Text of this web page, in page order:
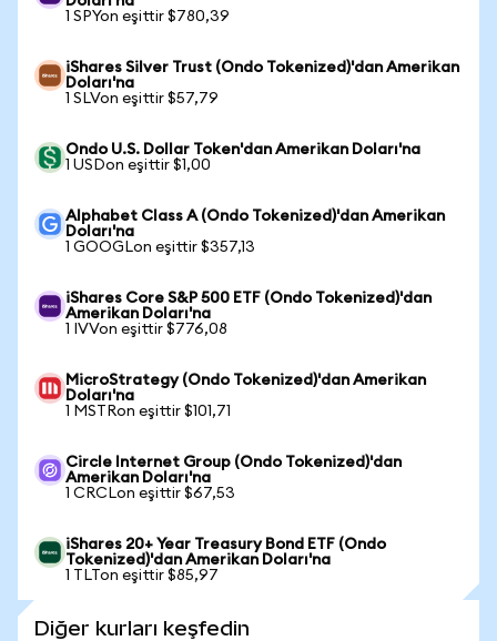
1 SPYon eşittir $780,39
iShares Silver Trust (Ondo Tokenized)'dan Amerikan
Doları'na
1 SLVon eşittir $57,79
Ondo U.S. Dollar Token'dan Amerikan Doları'na
1 USDon eşittir $1,00
Alphabet Class A (Ondo Tokenized)'dan Amerikan
Doları'na
1 GOOGLon eşittir $357,13
iShares Core S&P 500 ETF (Ondo Tokenized)'dan
Amerikan Doları'na
1 IVVon eşittir $776,08
MicroStrategy (Ondo Tokenized)'dan Amerikan
Doları'na
1 MSTRon eşittir $101,71
Circle Internet Group (Ondo Tokenized)'dan
Amerikan Doları'na
1 CRCLon eşittir $67,53
iShares 20+ Year Treasury Bond ETF (Ondo
Tokenized)'dan Amerikan Doları'na
1 TLTon eşittir $85,97
Diğer kurları keşfedin